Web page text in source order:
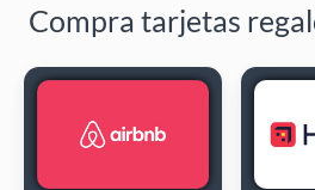
Compra tarjetas